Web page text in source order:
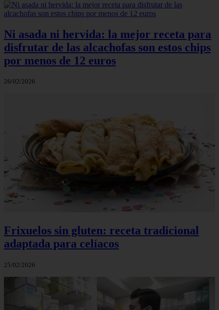
Ni asada ni hervida: la mejor receta para
disfrutar de las alcachofas son estos chips
por menos de 12 euros
26/02/2026
Frixuelos sin gluten: receta tradicional
adaptada para celíacos
25/02/2026